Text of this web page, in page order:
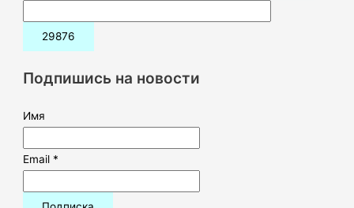
и
:Подпишись на новости
Имя
Email *